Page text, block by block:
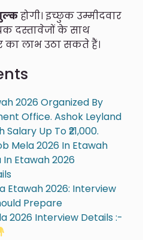
होगी। इच्छुक उम्मीदवार
दस्तावेजों के साथ
का लाभ उठा सकते हैं।
2026 Organized By
Office. Ashok Leyland
Up To ₹21,000.
Mela 2026 In Etawah
Etawah 2026
Etawah 2026: Interview
Prepare
2026 Interview Details :-